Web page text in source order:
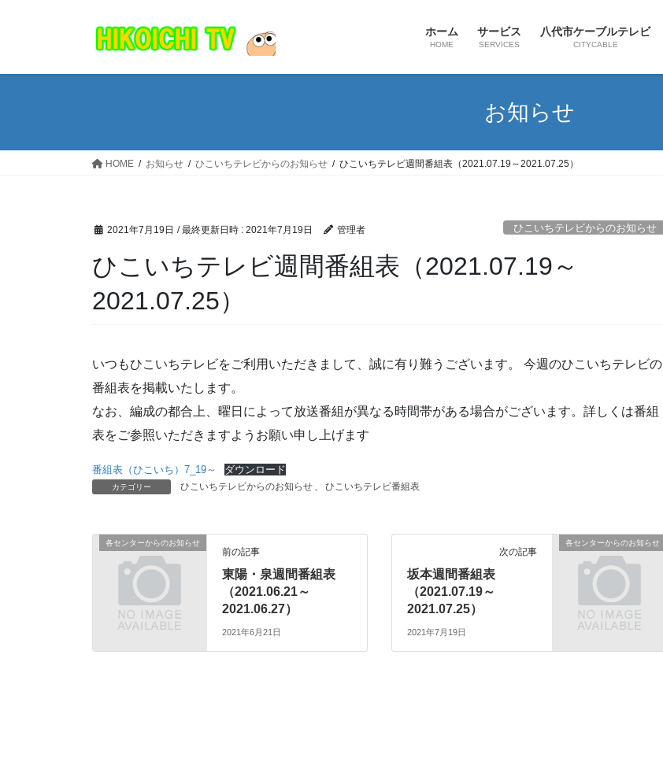
ホーム
HOME
サービス
SERVICES
八代市ケーブルテレビ
CITYCABLE
お知らせ
HOME お知らせ ひこいちテレビからのお知らせ ひこいちテレビ週間番組表（2021.07.19～2021.07.25）
2021年7月19日 / 最終更新日時 : 2021年7月19日 管理者 ひこいちテレビからのお知らせ
ひこいちテレビ週間番組表（2021.07.19～
2021.07.25）
いつもひこいちテレビをご利用いただきまして、誠に有り難うございます。 今週のひこいちテレビの
番組表を掲載いたします。
なお、編成の都合上、曜日によって放送番組が異なる時間帯がある場合がございます。詳しくは番組
表をご参照いただきますようお願い申し上げます
番組表（ひこいち）7_19～ ダウンロード
カテゴリー ひこいちテレビからのお知らせ 、 ひこいちテレビ番組表
各センターからのお知らせ
前の記事
東陽・泉週間番組表
（2021.06.21～
2021.06.27）
2021年6月21日
各センターからのお知らせ
次の記事
坂本週間番組表
（2021.07.19～
2021.07.25）
2021年7月19日